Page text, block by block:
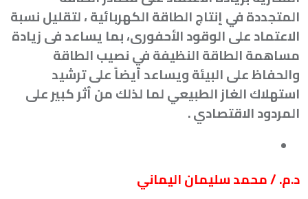
المتجددة في إنتاج الطاقة الكهربائية ، لتقليل نسبة
الاعتماد على الوقود الأحفورى، بما يساعد فى زيادة
مساهمة الطاقة النظيفة في نصيب الطاقة
والحفاظ على البيئة ويساعد أيضاً على ترشيد
استهلاك الغاز الطبيعي لما لذلك من أثر كبير على
المردود الاقتصادي.
د.م. / محمد سليمان اليماني